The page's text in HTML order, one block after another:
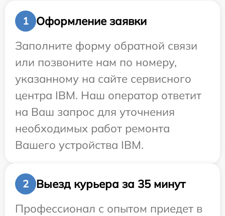
1
Оформление заявки
Заполните форму обратной связи
или позвоните нам по номеру,
указанному на сайте сервисного
центра IBM. Наш оператор ответит
на Ваш запрос для уточнения
необходимых работ ремонта
Вашего устройства IBM.
2
Выезд курьера за 35 минут
Профессионал с опытом приедет в